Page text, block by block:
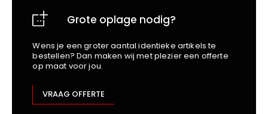
Hydrowear
Jassz
Kariban
M-Safe
OXXA
Grote oplage nodig?
Wens je een groter aantal identieke artikels te
bestellen? Dan maken wij met plezier een offerte
op maat voor jou.
VRAAG OFFERTE